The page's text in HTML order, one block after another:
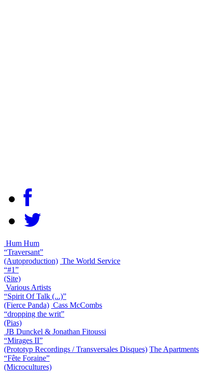
Hum Hum
“Traversant”
(Autoproduction) The World Service
“#1”
(Site)
Various Artists
“Spirit Of Talk (...)”
(Fierce Panda) Cass McCombs
“dropping the writ”
(Pias)
JB Dunckel & Jonathan Fitoussi
“Mirages II”
(Prototyp Recordings / Transversales Disques) The Apartments
“Fête Foraine”
(Microcultures)